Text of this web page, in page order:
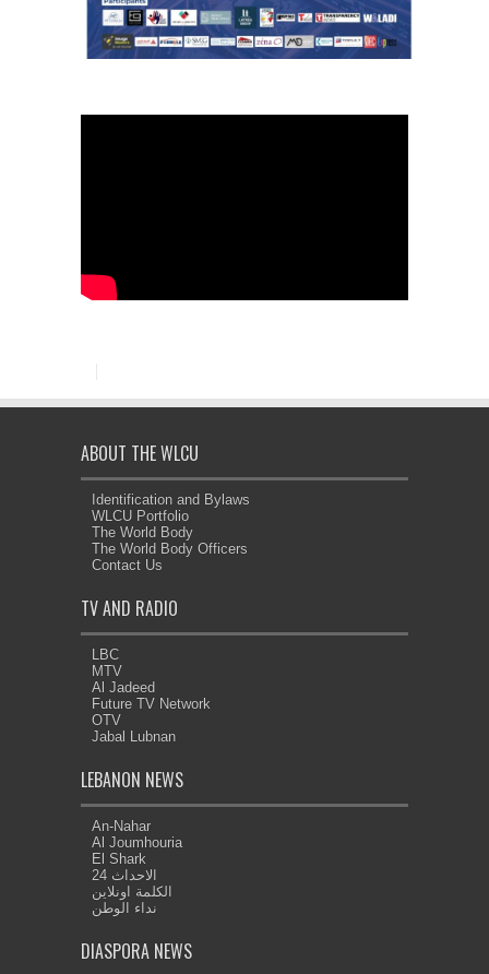
ABOUT THE WLCU
Identification and Bylaws
WLCU Portfolio
The World Body
The World Body Officers
Contact Us
TV AND RADIO
LBC
MTV
Al Jadeed
Future TV Network
OTV
Jabal Lubnan
LEBANON NEWS
An-Nahar
Al Joumhouria
El Shark
الاحداث 24
الكلمة اونلاين
نداء الوطن
DIASPORA NEWS